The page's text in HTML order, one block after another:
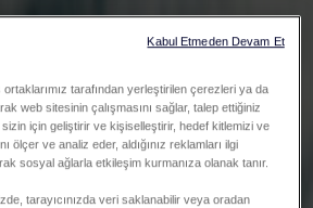
tarafından yerleştirilen çerezleri ya da
web sitesinin çalışmasını sağlar, talep ettiğiniz
için geliştirir ve kişiselleştirir, hedef kitlemizi ve
ölçer ve analiz eder, aldığınız reklamları ilgi
sosyal ağlarla etkileşim kurmanıza olanak tanır.
tarayıcınızda veri saklanabilir veya oradan
Kabul Etmeden Devam Et